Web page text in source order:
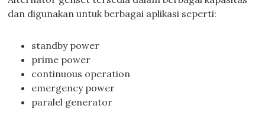
dan digunakan untuk berbagai aplikasi seperti:
standby power
prime power
continuous operation
emergency power
paralel generator